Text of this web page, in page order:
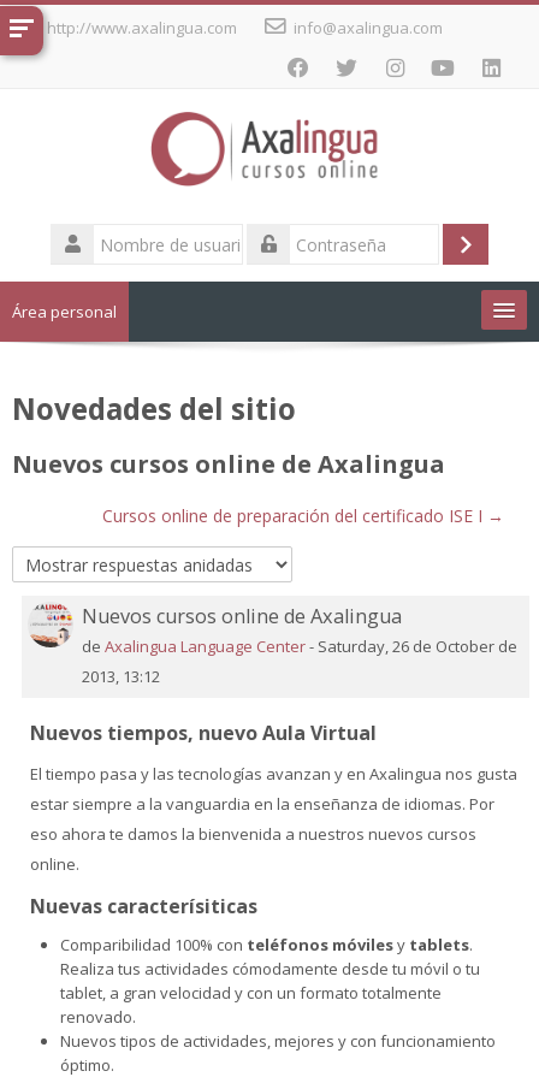
Salta
al
http://www.axalingua.com info@axalingua.com
Nombre
de
usuario
Acceder
Área personal
Novedades del sitio
Nuevos cursos online de Axalingua
Cursos online de preparación del certificado ISE I →
Nuevos cursos online de Axalingua
deAxalingua Language Center- Saturday, 26 de October de
2013, 13:12
Número
de
respuestas:
Nuevos tiempos, nuevo Aula Virtual
El tiempo pasa y las tecnologías avanzan y en Axalingua nos gusta
estar siempre a la vanguardia en la enseñanza de idiomas. Por
eso ahora te damos la bienvenida a nuestros nuevos cursos
online.
Nuevas caracterísiticas
Comparibilidad 100% con teléfonos móvilesy tablets.
Realiza tus actividades cómodamente desde tu móvil o tu
tablet, a gran velocidad y con un formato totalmente
renovado.
Nuevos tipos de actividades, mejores y con funcionamiento
óptimo.